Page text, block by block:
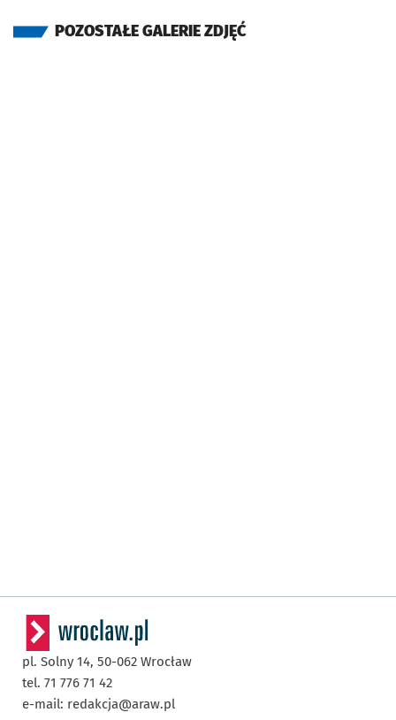
POZOSTAŁE GALERIE ZDJĘĆ
pl. Solny 14, 50-062 Wrocław
tel. 71 776 71 42
e-mail: redakcja@araw.pl